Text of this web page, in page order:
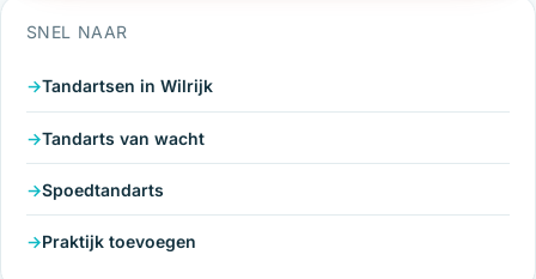
SNEL NAAR
Tandartsen in Wilrijk
Tandarts van wacht
Spoedtandarts
Praktijk toevoegen